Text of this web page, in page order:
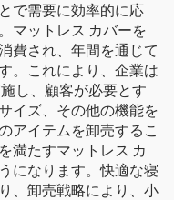
で需要に効率的に応
マットレス カバーを
費され、年間を通じて
。これにより、企業は
し、顧客が必要とす
イズ、その他の機能を
アイテムを卸売するこ
満たすマットレス カ
になります。快適な寝
、卸売戦略により、小